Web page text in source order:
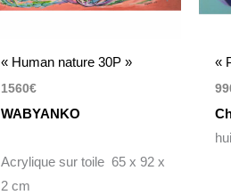
« Human nature 30P »
1560€
WABYANKO
Acrylique sur toile 65 x 92 x
2 cm
«